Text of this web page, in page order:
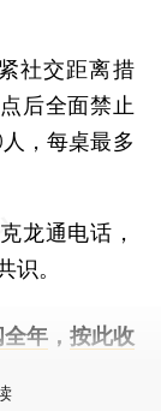
社交距离措
后全面禁止
，每桌最多
龙通电话，
识。
年， 按此收